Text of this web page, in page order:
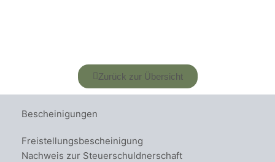
Zurück zur Übersicht
Bescheinigungen
Freistellungsbescheinigung
Nachweis zur Steuerschuldnerschaft